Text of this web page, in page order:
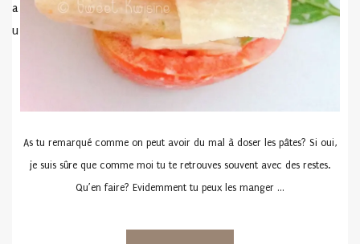
a
u
As tu remarqué comme on peut avoir du mal à doser les pâtes? Si oui,
je suis sûre que comme moi tu te retrouves souvent avec des restes.
Qu’en faire? Evidemment tu peux les manger …